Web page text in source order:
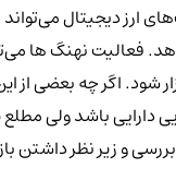
ارز دیجیتال می‌تواند
دهد. فعالیت نهنگ ها
شود. اگر چه بعضی از
دارایی باشد ولی مطلع
و زیر نظر داشتن